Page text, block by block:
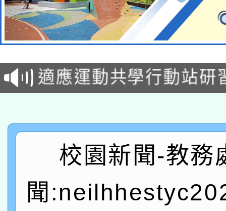
本校115學年度第2次
招甄選結果公告(無人
適應運動共學行動站研
本館辦理115年度閱讀
暨閱讀推動專業研習
科技賦能─人工智慧
礎課程
A3數位素養講師名單
「數位內容與教學軟
pilot」
有關大陸委員會函釋公
校園新聞-教務
聞